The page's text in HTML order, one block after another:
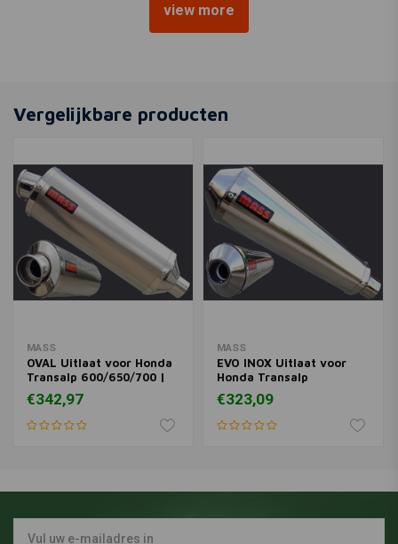
VFR 800 ('98-'01) | (Kies
Materiaal)
€303,21
view more
Vergelijkbare producten
MASS
OVAL Uitlaat voor Honda
Transalp 600/650/700 |
(Kies Materiaal)
€342,97
MASS
EVO INOX Uitlaat voor
Honda Transalp
600/650/700
€323,09